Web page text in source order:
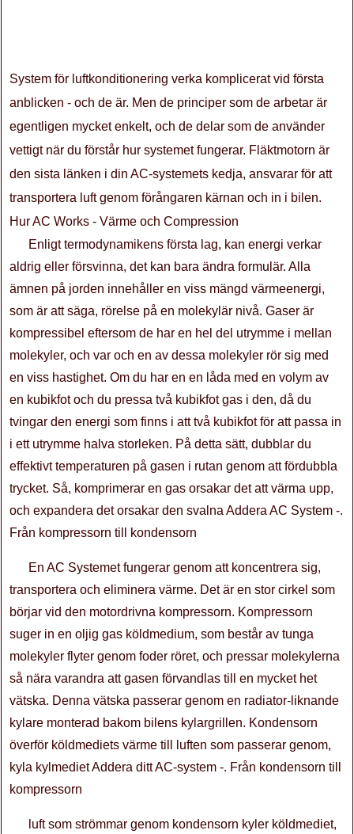
System för luftkonditionering verka komplicerat vid första
anblicken - och de är. Men de principer som de arbetar är
egentligen mycket enkelt, och de delar som de använder
vettigt när du förstår hur systemet fungerar. Fläktmotorn är
den sista länken i din AC-systemets kedja, ansvarar för att
transportera luft genom förångaren kärnan och in i bilen.
Hur AC Works - Värme och Compression
Enligt termodynamikens första lag, kan energi verkar
aldrig eller försvinna, det kan bara ändra formulär. Alla
ämnen på jorden innehåller en viss mängd värmeenergi,
som är att säga, rörelse på en molekylär nivå. Gaser är
kompressibel eftersom de har en hel del utrymme i mellan
molekyler, och var och en av dessa molekyler rör sig med
en viss hastighet. Om du har en en låda med en volym av
en kubikfot och du pressa två kubikfot gas i den, då du
tvingar den energi som finns i att två kubikfot för att passa in
i ett utrymme halva storleken. På detta sätt, dubblar du
effektivt temperaturen på gasen i rutan genom att fördubbla
trycket. Så, komprimerar en gas orsakar det att värma upp,
och expandera det orsakar den svalna Addera AC System -.
Från kompressorn till kondensorn
En AC Systemet fungerar genom att koncentrera sig,
transportera och eliminera värme. Det är en stor cirkel som
börjar vid den motordrivna kompressorn. Kompressorn
suger in en oljig gas köldmedium, som består av tunga
molekyler flyter genom foder röret, och pressar molekylerna
så nära varandra att gasen förvandlas till en mycket het
vätska. Denna vätska passerar genom en radiator-liknande
kylare monterad bakom bilens kylargrillen. Kondensorn
överför köldmediets värme till luften som passerar genom,
kyla kylmediet Addera ditt AC-system -. Från kondensorn till
kompressorn
luft som strömmar genom kondensorn kyler köldmediet,